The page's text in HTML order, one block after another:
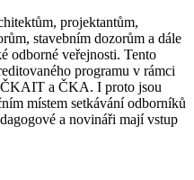
projektantům,
stavebním dozorům a dále
odborné veřejnosti. Tento
programu v rámci
ČKAIT a ČKA. I proto jsou
místem setkávání odborníků
a novináři mají vstup